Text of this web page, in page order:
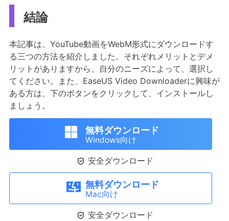
結論
本記事は、YouTube動画をWebM形式にダウンロードす
る三つの方法を紹介しました。それぞれメリットとデメ
リットがありますから、自分のニーズによって、選択し
てください。また、EaseUS Video Downloaderに興味が
ある方は、下のボタンをクリックして、インストールし
ましょう。
無料ダウンロード
Windows向け
 安全ダウンロード
無料ダウンロード
Mac向け
 安全ダウンロード